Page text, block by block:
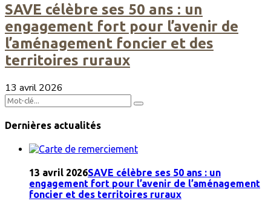
SAVE célèbre ses 50 ans : un
engagement fort pour l’avenir de
l’aménagement foncier et des
territoires ruraux
13 avril 2026
Dernières actualités
13 avril 2026SAVE célèbre ses 50 ans : un
engagement fort pour l’avenir de l’aménagement
foncier et des territoires ruraux